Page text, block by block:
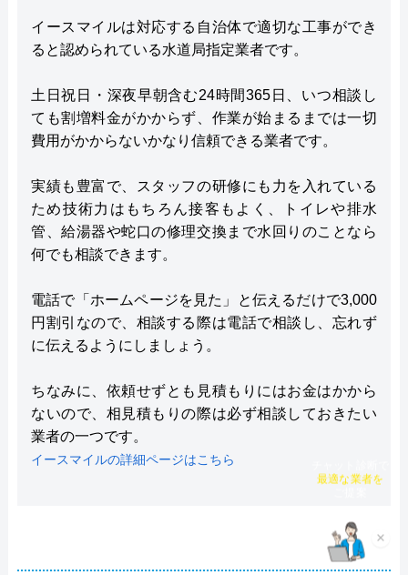
イースマイルは対応する自治体で適切な工事ができ
ると認められている水道局指定業者です。
土日祝日・深夜早朝含む24時間365日、いつ相談し
ても割増料金がかからず、作業が始まるまでは一切
費用がかからないかなり信頼できる業者です。
実績も豊富で、スタッフの研修にも力を入れている
ため技術力はもちろん接客もよく、トイレや排水
管、給湯器や蛇口の修理交換まで水回りのことなら
何でも相談できます。
電話で「ホームページを見た」と伝えるだけで3,000
円割引なので、相談する際は電話で相談し、忘れず
に伝えるようにしましょう。
ちなみに、依頼せずとも見積もりにはお金はかから
ないので、相見積もりの際は必ず相談しておきたい
業者の一つです。
イースマイルの詳細ページはこちら
×
最適な業者を